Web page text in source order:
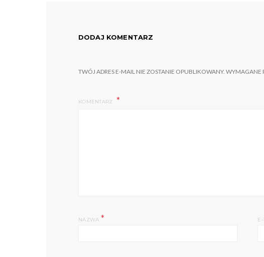
DODAJ KOMENTARZ
TWÓJ ADRES E-MAIL NIE ZOSTANIE OPUBLIKOWANY. WYMAGANE
KOMENTARZ
NAZWA *